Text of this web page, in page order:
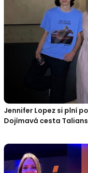
Jennifer Lopez si plní
Dojímavá cesta